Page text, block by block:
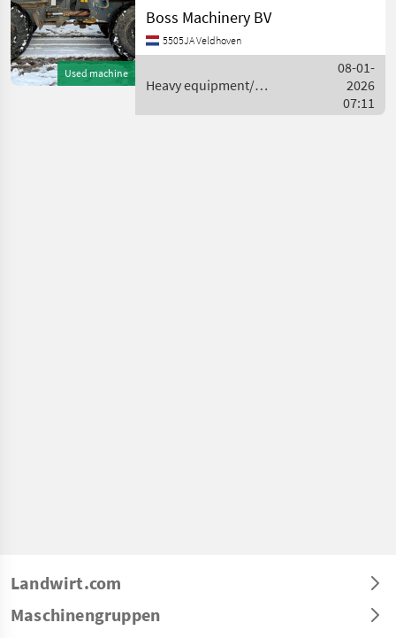
Used machine
Construction dump trucks
Boss Machinery BV
5505JA Veldhoven
Heavy equipment/
Terex
08-01-
2026
07:11
Landwirt.com
Maschinengruppen